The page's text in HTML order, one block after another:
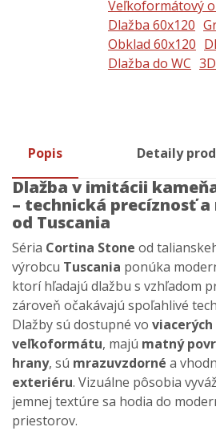
Veľkoformátový
Dlažba 60x120
Obklad 60x120
Dlažba do WC
Popis Detaily
Dlažba v imitácii
– technická precíznosť
od Tuscania
Séria Cortina Stone od
výrobcu Tuscania ponúka
ktorí hľadajú dlažbu s vzhľadom
zároveň očakávajú spoľahlivé
Dlažby sú dostupné vo
veľkoformátu, majú matný
hrany, sú mrazuvzdorné a
exteriéru. Vizuálne pôsobia
jemnej textúre sa hodia do
priestorov.